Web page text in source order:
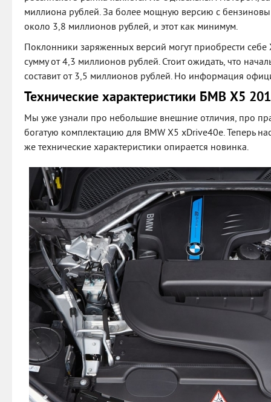
миллиона рублей. За более мощную версию с
около 3,8 миллионов рублей, и этот как минимум.
Поклонники заряженных версий могут приобрести себе
сумму от 4,3 миллионов рублей. Стоит ожидать, что
составит от 3,5 миллионов рублей. Но информация
Технические характеристики БМВ Х5
Мы уже узнали про небольшие внешние отличия, про
богатую комплектацию для BMW X5 xDrive40e. Теперь
же технические характеристики опирается новинка.